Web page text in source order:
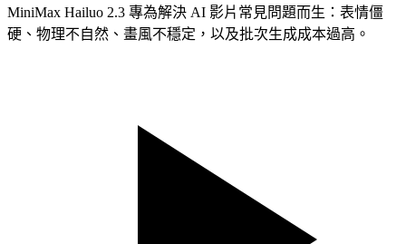
MiniMax Hailuo 2.3 專為解決 AI 影片常見問題而生：表情僵
硬、物理不自然、畫風不穩定，以及批次生成成本過高。